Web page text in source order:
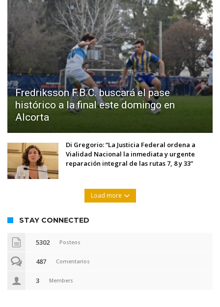
Fredriksson F.B.C. buscará el pase
histórico a la final este domingo en
Alcorta
Di Gregorio: “La Justicia Federal ordena a
Vialidad Nacional la inmediata y urgente
reparación integral de las rutas 7, 8 y 33”
Load more
STAY CONNECTED
5302 Posteos
487 Comentarios
3 Members